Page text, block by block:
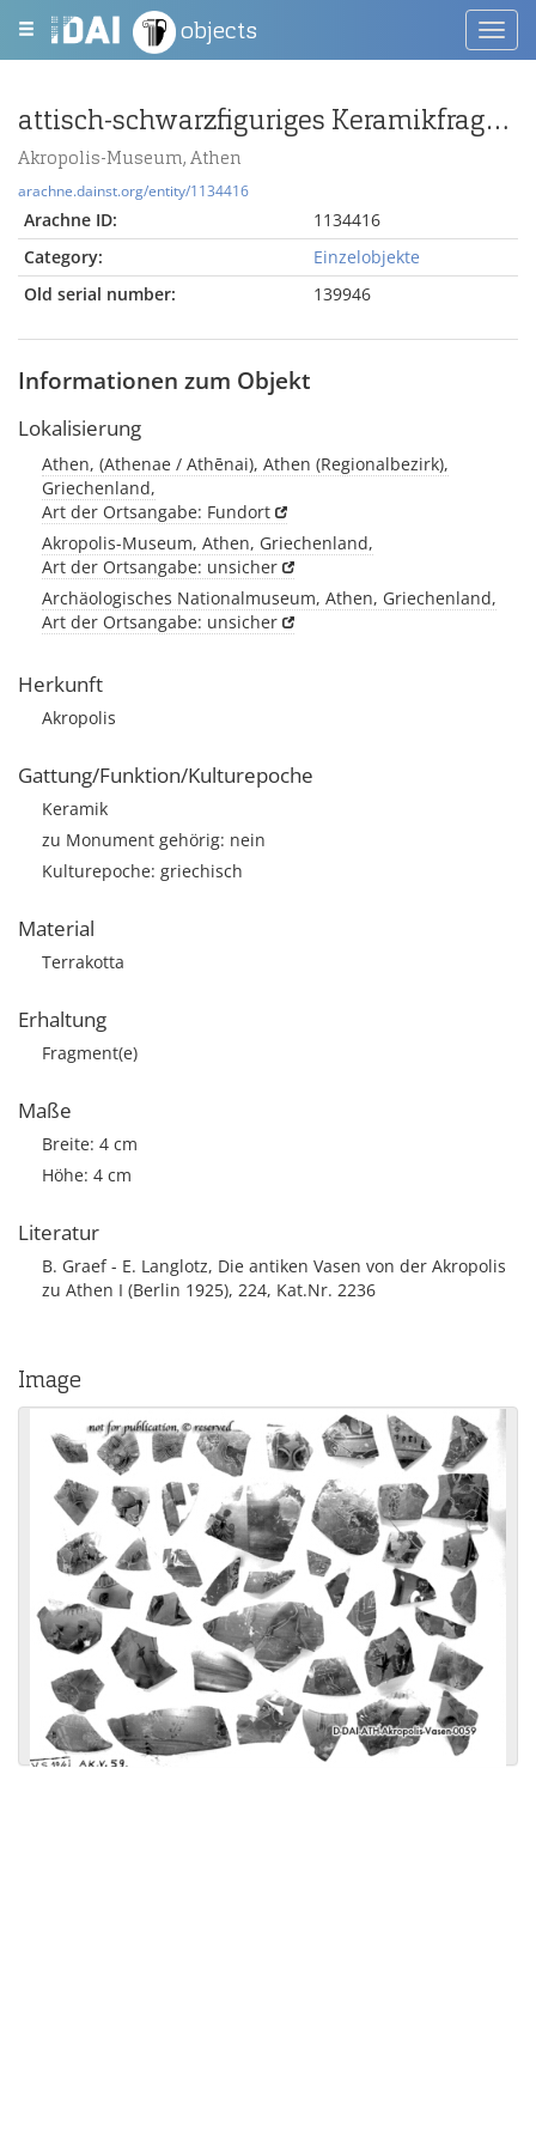
objects
attisch-schwarzfiguriges Keramikfragment mit plastischem Rundstab oben und zwei männlichen Köpfen n. rechts sowie Rest einer dritten Figur
Akropolis-Museum, Athen
arachne.dainst.org/entity/1134416
Arachne ID:
1134416
Category:
Einzelobjekte
Old serial number:
139946
Informationen zum Objekt
Lokalisierung
Athen, (Athenae / Athēnai), Athen (Regionalbezirk),
Griechenland,
Art der Ortsangabe: Fundort
Akropolis-Museum, Athen, Griechenland,
Art der Ortsangabe: unsicher
Archäologisches Nationalmuseum, Athen, Griechenland,
Art der Ortsangabe: unsicher
Herkunft
Akropolis
Gattung/Funktion/Kulturepoche
Keramik
zu Monument gehörig: nein
Kulturepoche: griechisch
Material
Terrakotta
Erhaltung
Fragment(e)
Maße
Breite: 4 cm
Höhe: 4 cm
Literatur
B. Graef - E. Langlotz, Die antiken Vasen von der Akropolis
zu Athen I (Berlin 1925), 224, Kat.Nr. 2236
Image